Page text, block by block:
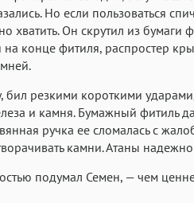
Но если пользоваться
хватить. Он скрутил из бумаги
конце фитиля, распростер
бил резкими короткими
и камня. Бумажный фитиль
ручка ее сломалась с
камни. Атаны
подумал Семен, — чем